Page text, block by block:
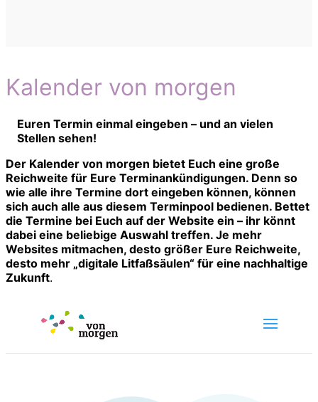
Kalender von morgen
Euren Termin einmal eingeben – und an vielen
Stellen sehen!
Der Kalender von morgen bietet Euch eine große
Reichweite für Eure Terminankündigungen. Denn so
wie alle ihre Termine dort eingeben können, können
sich auch alle aus diesem Terminpool bedienen. Bettet
die Termine bei Euch auf der Website ein – ihr könnt
dabei eine beliebige Auswahl treffen. Je mehr
Websites mitmachen, desto größer Eure Reichweite,
desto mehr „digitale Litfaßsäulen“ für eine nachhaltige
Zukunft.